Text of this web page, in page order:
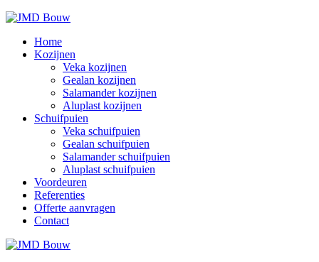
Home
Kozijnen
Veka kozijnen
Gealan kozijnen
Salamander kozijnen
Aluplast kozijnen
Schuifpuien
Veka schuifpuien
Gealan schuifpuien
Salamander schuifpuien
Aluplast schuifpuien
Voordeuren
Referenties
Offerte aanvragen
Contact